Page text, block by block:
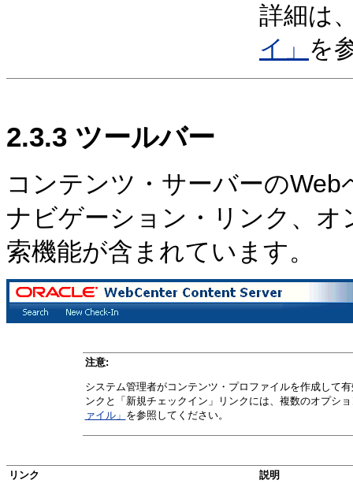
詳細は
イ」 を
2.3.3 ツールバー
コンテンツ・サーバーの
ナビゲーション・リンク、
索機能が含まれています。
注意:
システム管理者がコンテンツ・プロファイルを作成して
ンクと「新規チェックイン」リンクには、複数のオプシ
ァイル」 を参照してください。
リンク 説明